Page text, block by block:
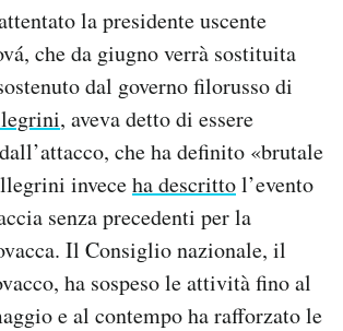
la presidente uscente
che da giugno verrà sostituita
dal governo filorusso di
, aveva detto di essere
che ha definito «brutale
inveceha descrittol’evento
senza precedenti per la
Il Consiglio nazionale, il
ha sospeso le attività fino al
e al contempo ha rafforzato le